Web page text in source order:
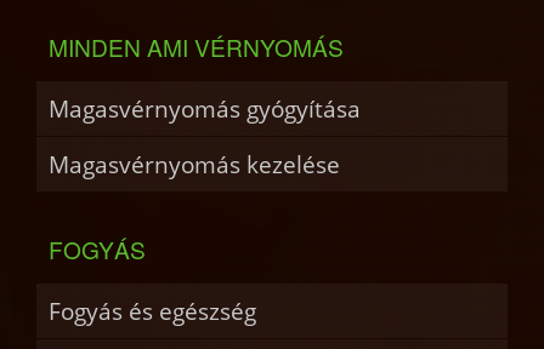
MINDEN AMI VÉRNYOMÁS
Magasvérnyomás gyógyítása
Magasvérnyomás kezelése
FOGYÁS
Fogyás és egészség